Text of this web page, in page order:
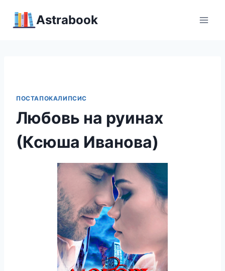
Аstrabook
ПОСТАПОКАЛИПСИС
Любовь на руинах
(Ксюша Иванова)